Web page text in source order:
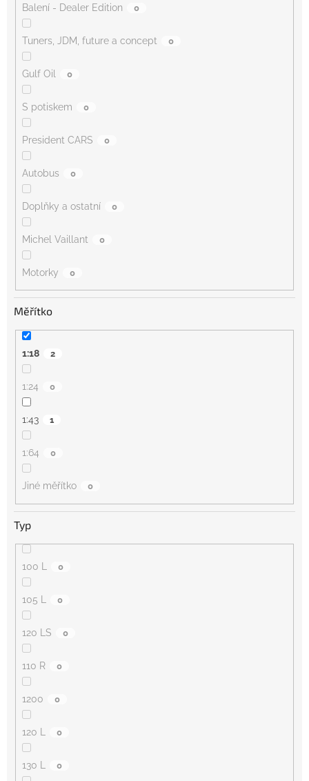
Balení - Dealer Edition 0
Tuners, JDM, future a concept 0
Gulf Oil 0
S potiskem 0
President CARS 0
Autobus 0
Doplňky a ostatní 0
Michel Vaillant 0
Motorky 0
Měřítko
1:18 2
1:24 0
1:43 1
1:64 0
Jiné měřítko 0
Typ
100 L 0
105 L 0
120 LS 0
110 R 0
1200 0
120 L 0
130 L 0